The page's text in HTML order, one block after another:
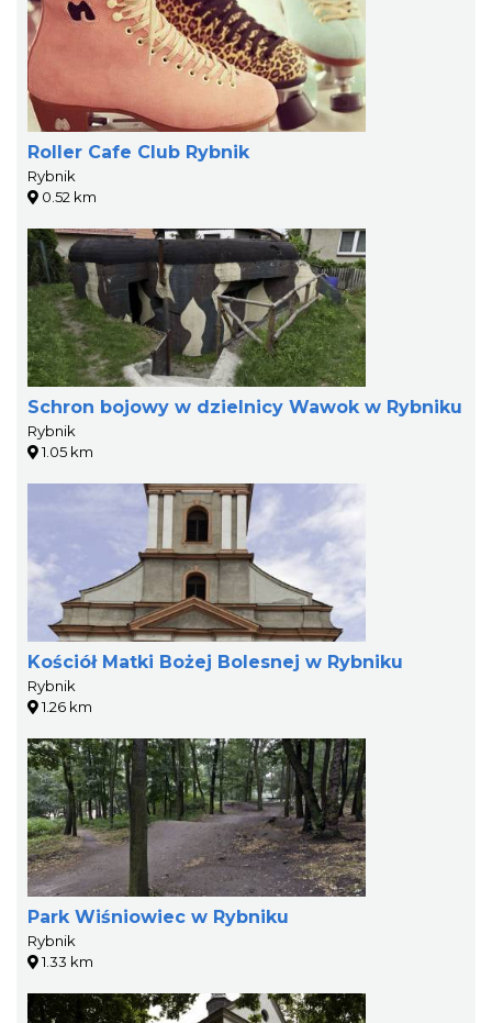
Roller Cafe Club Rybnik
Rybnik
0.52 km
Schron bojowy w dzielnicy Wawok w Rybniku
Rybnik
1.05 km
Kościół Matki Bożej Bolesnej w Rybniku
Rybnik
1.26 km
Park Wiśniowiec w Rybniku
Rybnik
1.33 km